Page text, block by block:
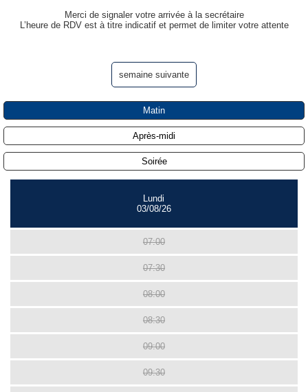
Merci de signaler votre arrivée à la secrétaire
L’heure de RDV est à titre indicatif et permet de limiter votre attente
semaine suivante
Matin
Après-midi
Soirée
Lundi
03/08/26
07:00
07:30
08:00
08:30
09:00
09:30